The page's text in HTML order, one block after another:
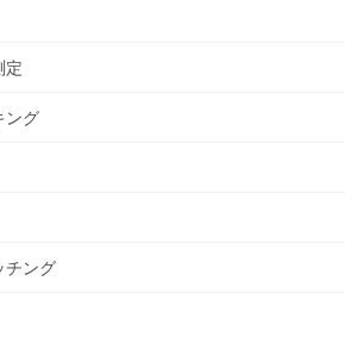
定
ング
チング